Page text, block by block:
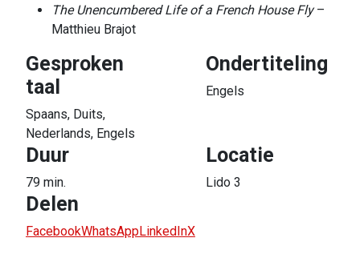
The Unencumbered Life of a French House Fly–
Matthieu Brajot
Gesproken
taal
Spaans, Duits,
Nederlands, Engels
Ondertiteling
Engels
Duur
79 min.
Locatie
Lido 3
Delen
FacebookWhatsAppLinkedInX